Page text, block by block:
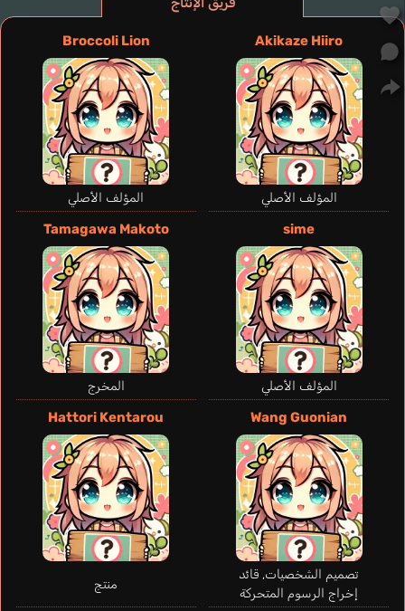
Akikaze Hiiro
المؤلف الأصلي
Broccoli Lion
المؤلف الأصلي
sime
المؤلف الأصلي
Tamagawa Makoto
المخرج
Wang Guonian
تصميم الشخصيات, قائد
إخراج الرسوم المتحركة
Hattori Kentarou
منتج
Guerrero Chris
إنجليزي
Collige Michel
فرنسي
Bazan
Yanagita Junichi